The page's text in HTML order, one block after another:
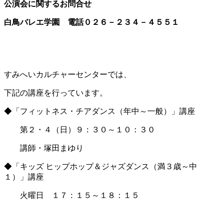
公演会に関するお問合せ
白鳥バレエ学園 電話０２６－２３４－４５５１
すみへいカルチャーセンターでは、
下記の講座を行っています。
◆「フィットネス・チアダンス（年中～一般）」講座
第２・４（日）９：３０～１０：３０
講師・塚田まゆり
◆「キッズ ヒップホップ＆ジャズダンス（満３歳～中
１）」講座
火曜日 １７：１５～１８：１５